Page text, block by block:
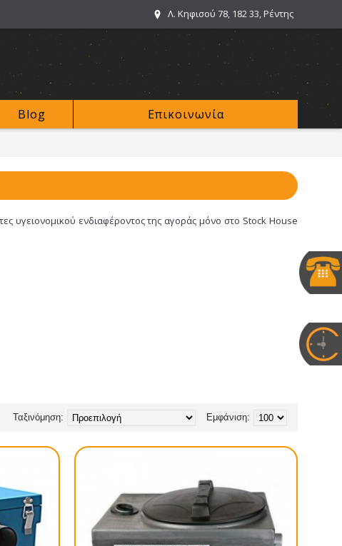
Λ. Κηφισού 78, 182 33, Ρέντης
Blog Επικοινωνία
υγειονομικού ενδιαφέροντος της αγοράς μόνο στο Stock House
Εμφάνιση:
Ταξινόμηση: